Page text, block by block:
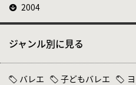
2004
ジャンル別に見る
バレエ 子どもバレエ